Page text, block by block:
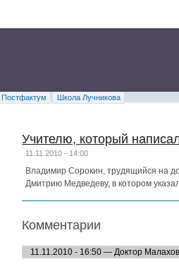
Постфактум
Школа Лучникова
Учителю, который
11.11.2010 - 14:00
Владимир Сорокин, трудящийся на
Дмитрию Медведеву, в котором
Комментарии
11.11.2010 - 16:50 — Доктор